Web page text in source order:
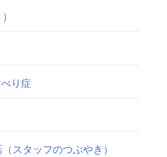
り症
スタッフのつぶやき）